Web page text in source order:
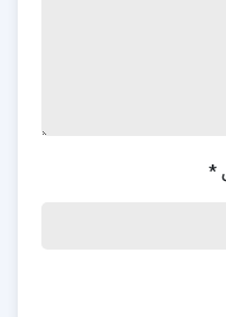
پیاده و یا به
را در جنوب و
*